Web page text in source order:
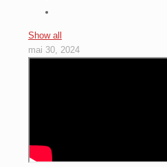
Show all
mai 30, 2024